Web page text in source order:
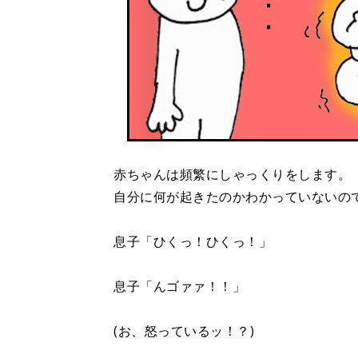
赤ちゃんは頻繁にしゃっくりをします。
自分に何が起きたのかわかっていないの
息子「ひくっ！ひくっ！」
息子「んゴァァ！！」
(お、怒っているッ！？)